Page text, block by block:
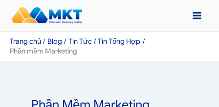
dungTrang chủ Blog Tin Tức
Tin Tổng Hợp
Phần mềm Marketing